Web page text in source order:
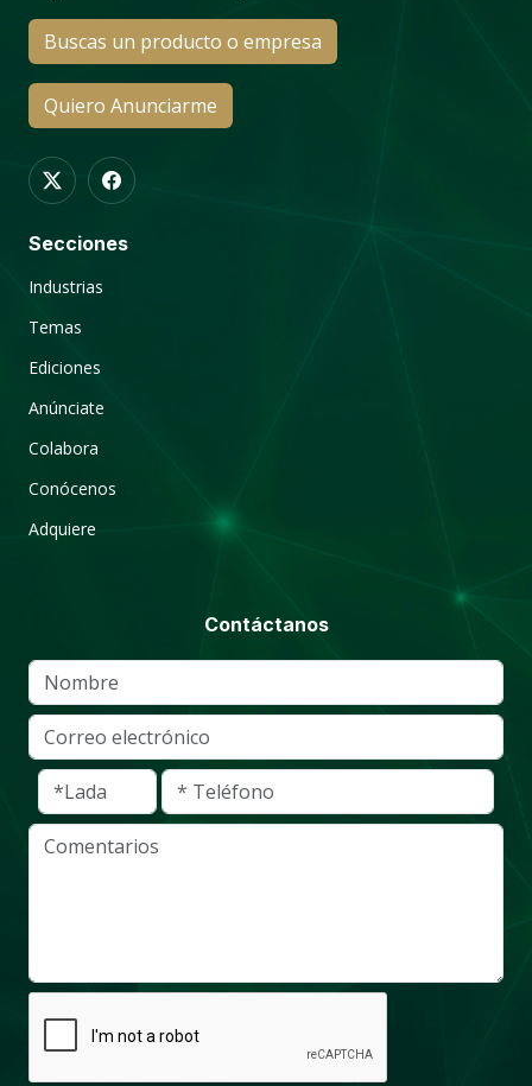
Buscas un producto o empresa
Quiero Anunciarme
Secciones
Industrias
Temas
Ediciones
Anúnciate
Colabora
Conócenos
Adquiere
Contáctanos